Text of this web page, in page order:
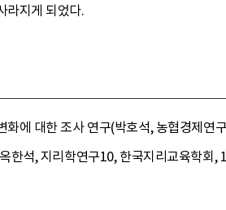
라지게 되었다.
화에 대한 조사 연구(박호석, 농협경제
한석, 지리학연구10, 한국지리교육학